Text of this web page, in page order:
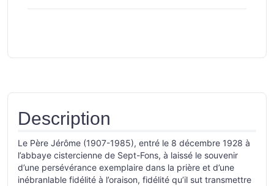
Description
Le Père Jérôme (1907-1985), entré le 8 décembre 1928 à
l’abbaye cistercienne de Sept-Fons, à laissé le souvenir
d’une persévérance exemplaire dans la prière et d’une
inébranlable fidélité à l’oraison, fidélité qu’il sut transmettre